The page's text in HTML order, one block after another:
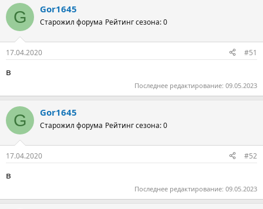
G Gor1645
Старожил форума Рейтинг сезона: 0
17.04.2020 #51
в
Последнее редактирование: 09.05.2023
G Gor1645
Старожил форума Рейтинг сезона: 0
17.04.2020 #52
в
Последнее редактирование: 09.05.2023